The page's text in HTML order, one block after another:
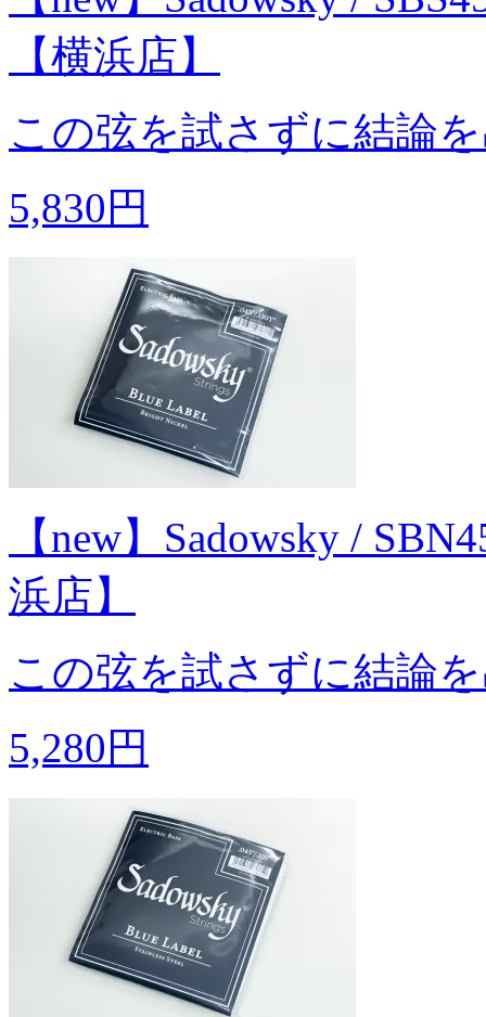
【横浜店】
この弦を試さずに結論
5,830円
【new】Sadowsky /
浜店】
この弦を試さずに結論
5,280円